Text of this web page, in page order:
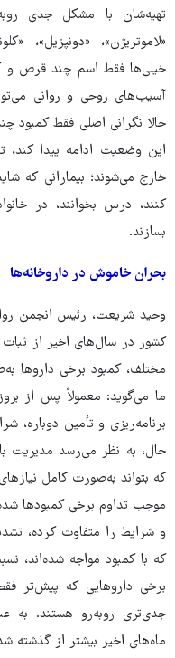
تهیه‌شان با مشکل جدی
«لاموتریژن»، «دونپزیل»،
خیلی‌ها فقط اسم چند قرص و
آسیب‌های روحی و روانی
حالا نگرانی اصلی فقط کمبود
این وضعیت ادامه پیدا کند،
خارج می‌شوند؛ بیمارانی که
کنند، درس بخوانند، در
بسازند.
بحران خاموش در داروخانه‌ها
وحید شریعت، رئیس انجمن
کشور در سال‌های اخیر از ثبات
مختلف، کمبود برخی داروها
ما می‌گوید: معمولاً پس از
برنامه‌ریزی و تأمین دوباره،
حال، به نظر می‌رسد مدیریت
که بتواند به‌صورت کامل
موجب تداوم برخی کمبودها
و شرایط را متفاوت کرده،
که با کمبود مواجه شده‌اند،
برخی داروهایی که پیش‌تر
جدی‌تری روبه‌رو هستند. به
ماه‌های اخیر بیشتر از گذشته